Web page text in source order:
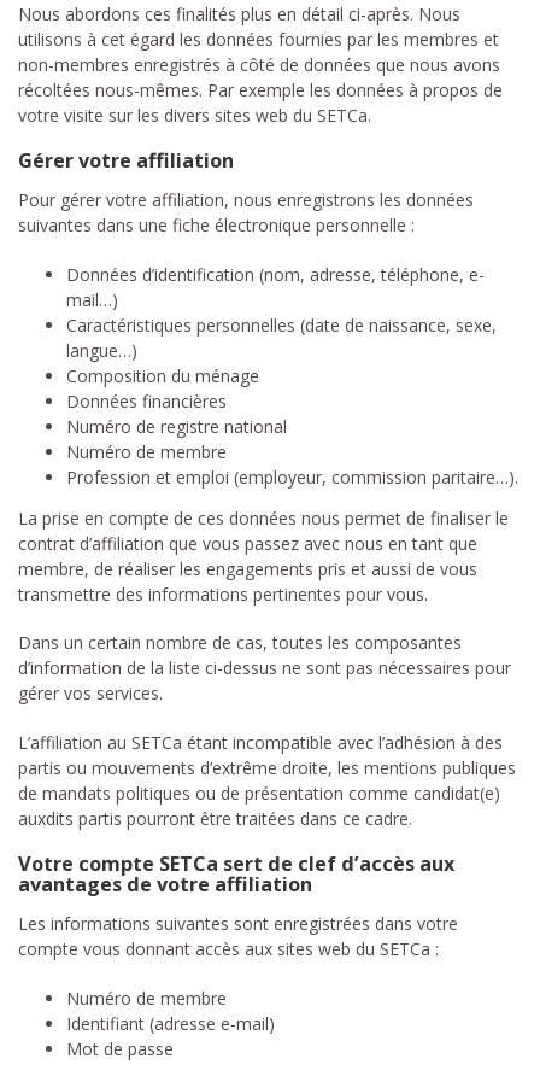
Nous abordons ces finalités plus en détail ci-après. Nous
utilisons à cet égard les données fournies par les membres et
non-membres enregistrés à côté de données que nous avons
récoltées nous-mêmes. Par exemple les données à propos de
votre visite sur les divers sites web du SETCa.
Gérer votre affiliation
Pour gérer votre affiliation, nous enregistrons les données
suivantes dans une fiche électronique personnelle :
Données d’identification (nom, adresse, téléphone, e-
mail…)
Caractéristiques personnelles (date de naissance, sexe,
langue…)
Composition du ménage
Données financières
Numéro de registre national
Numéro de membre
Profession et emploi (employeur, commission paritaire…).
La prise en compte de ces données nous permet de finaliser le
contrat d’affiliation que vous passez avec nous en tant que
membre, de réaliser les engagements pris et aussi de vous
transmettre des informations pertinentes pour vous.
Dans un certain nombre de cas, toutes les composantes
d’information de la liste ci-dessus ne sont pas nécessaires pour
gérer vos services.
L’affiliation au SETCa étant incompatible avec l’adhésion à des
partis ou mouvements d’extrême droite, les mentions publiques
de mandats politiques ou de présentation comme candidat(e)
auxdits partis pourront être traitées dans ce cadre.
Votre compte SETCa sert de clef d’accès aux
avantages de votre affiliation
Les informations suivantes sont enregistrées dans votre
compte vous donnant accès aux sites web du SETCa :
Numéro de membre
Identifiant (adresse e-mail)
Mot de passe